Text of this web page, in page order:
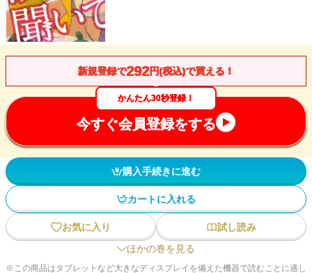
新規登録で292円(税込)で買える！
かんたん30秒登録！
今すぐ会員登録をする
購入手続きに進む
カートに入れる
お気に入り
試し読み
ほかの巻を見る
※この商品はタブレットなど大きなディスプレイを備えた機器で読むことに適し